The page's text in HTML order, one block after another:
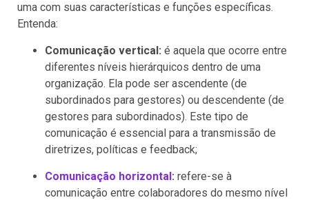
uma com suas características e funções específicas.
Entenda:
Comunicação vertical: é aquela que ocorre entre
diferentes níveis hierárquicos dentro de uma
organização. Ela pode ser ascendente (de
subordinados para gestores) ou descendente (de
gestores para subordinados). Este tipo de
comunicação é essencial para a transmissão de
diretrizes, políticas e feedback;
Comunicação horizontal: refere-se à
comunicação entre colaboradores do mesmo nível